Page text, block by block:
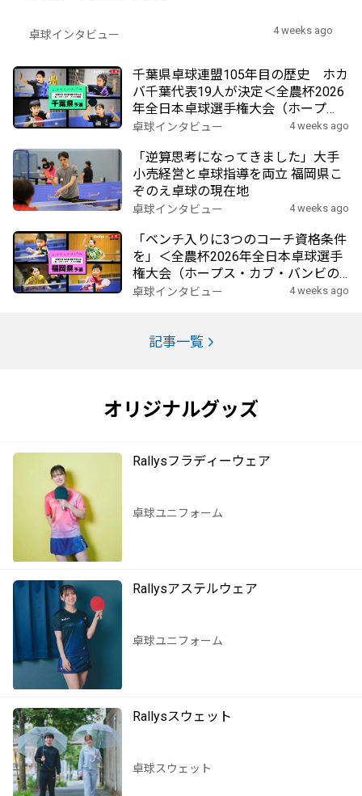
卓球インタビュー 4 weeks ago
千葉県卓球連盟105年目の歴史 ホカ
バ千葉代表19人が決定＜全農杯2026
年全日本卓球選手権大会（ホープ
ス・カブ・バンビの部）千葉県予選
卓球インタビュー 4 weeks ago
「逆算思考になってきました」大手
小売経営と卓球指導を両立 福岡県こ
ぞのえ卓球の現在地
卓球インタビュー 4 weeks ago
「ベンチ入りに3つのコーチ資格条件
を」＜全農杯2026年全日本卓球選手
権大会（ホープス・カブ・バンビの
部）福岡県予選会＞
卓球インタビュー 4 weeks ago
記事一覧
オリジナルグッズ
Rallysフラディーウェア
卓球ユニフォーム
Rallysアステルウェア
卓球ユニフォーム
Rallysスウェット
卓球スウェット